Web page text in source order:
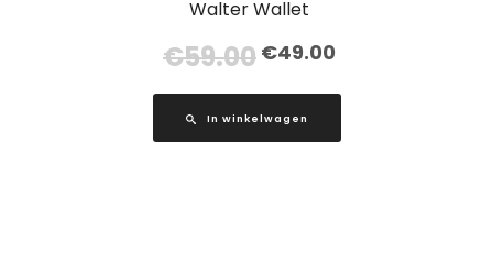
Walter Wallet
€59.00 Oorspronkelijke
was:
€59.00.
€49.00
€49.00.
In winkelwagen